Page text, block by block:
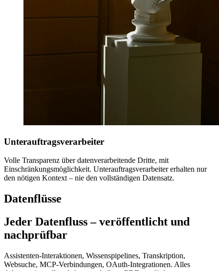
Unterauftragsverarbeiter
Volle Transparenz über datenverarbeitende Dritte, mit
Einschränkungsmöglichkeit. Unterauftragsverarbeiter erhalten nur
den nötigen Kontext – nie den vollständigen Datensatz.
Datenflüsse
Jeder Datenfluss – veröffentlicht und
nachprüfbar
Assistenten-Interaktionen, Wissenspipelines, Transkription,
Websuche, MCP-Verbindungen, OAuth-Integrationen. Alles